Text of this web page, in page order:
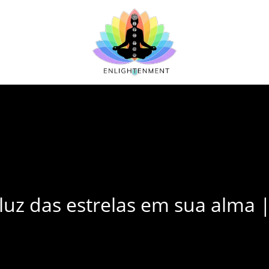
das estrelas em sua alma